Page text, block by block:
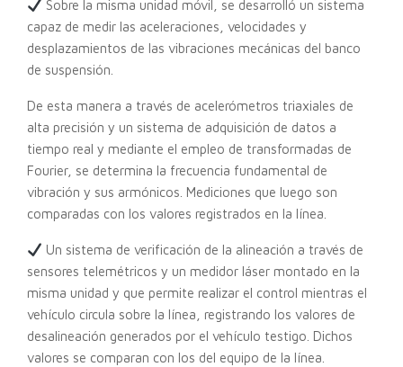
Sobre la misma unidad móvil, se desarrolló un sistema
capaz de medir las aceleraciones, velocidades y
desplazamientos de las vibraciones mecánicas del banco
de suspensión.
De esta manera a través de acelerómetros triaxiales de
alta precisión y un sistema de adquisición de datos a
tiempo real y mediante el empleo de transformadas de
Fourier, se determina la frecuencia fundamental de
vibración y sus armónicos. Mediciones que luego son
comparadas con los valores registrados en la línea.
Un sistema de verificación de la alineación a través de
sensores telemétricos y un medidor láser montado en la
misma unidad y que permite realizar el control mientras el
vehículo circula sobre la línea, registrando los valores de
desalineación generados por el vehículo testigo. Dichos
valores se comparan con los del equipo de la línea.